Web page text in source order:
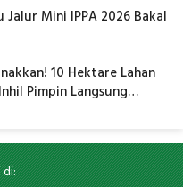
Mini IPPA 2026 Bakal
10 Hektare Lahan
Pimpin Langsung